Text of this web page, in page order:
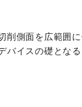
削側面を広範囲
バイスの礎となる